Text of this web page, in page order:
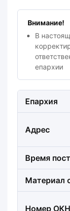
Внимание!
В
епархии
Епархия
Адрес
Время
Материал
Номер ОКН